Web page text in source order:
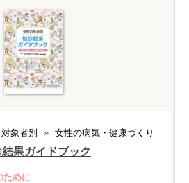
対象者別 » 女性の病気・健康づくり
果ガイドブック
ために